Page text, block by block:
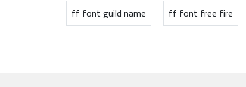
ff font free fire
ff font guild name